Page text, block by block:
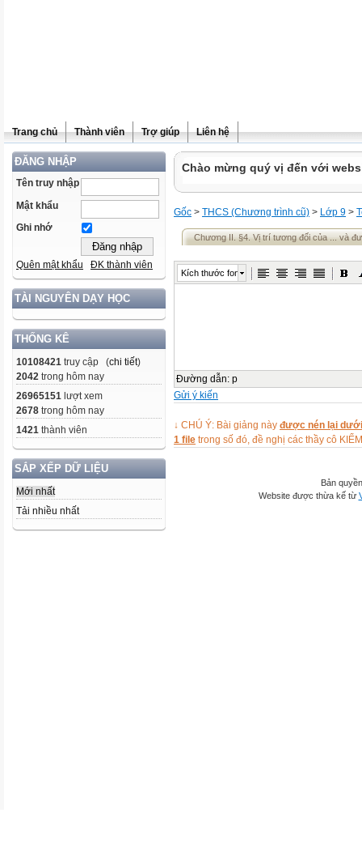
Trang chủ Thành viên Trợ giúp Liên hệ
ĐĂNG NHẬP
Tên truy nhập
Mật khẩu
Ghi nhớ
Quên mật khẩu ĐK thành viên
TÀI NGUYÊN DẠY HỌC
THỐNG KÊ
10108421 truy cập (chi tiết)
2042 trong hôm nay
26965151 lượt xem
2678 trong hôm nay
1421 thành viên
SẮP XẾP DỮ LIỆU
Mới nhất
Tải nhiều nhất
Chào mừng quý vị đến với
Gốc > THCS (Chương trình cũ) > Lớp 9 >
Chương II. §4. Vị trí tương đối của ... và
Kích thước font
Đường dẫn: p
Gửi ý kiến
↓ CHÚ Ý: Bài giảng này được nén lại
1 file trong số đó, đề nghị các thầy cô
Bản
Website được thừa kế từ